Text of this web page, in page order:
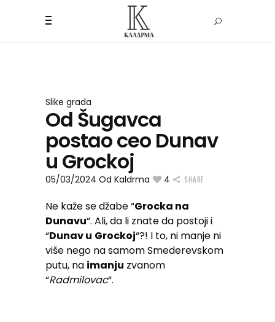
Slike grada
Od Šugavca
postao ceo Dunav
u Grockoj
05/03/2024 Od Kaldrma 4 SHARE
Ne kaže se džabe “Grocka na
Dunavu“. Ali, da li znate da postoji i
“Dunav u Grockoj“?! I to, ni manje ni
više nego na samom Smederevskom
putu, na imanju zvanom
“Radmilovac“.